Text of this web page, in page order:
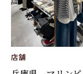
店舗